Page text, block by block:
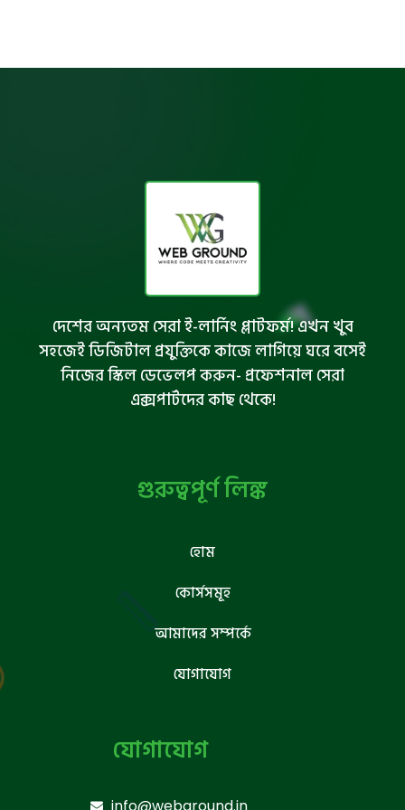
দেশের অন্যতম সেরা ই-লার্নিং প্লাটফর্ম! এখন খুব
সহজেই ডিজিটাল প্রযুক্তিকে কাজে লাগিয়ে ঘরে বসেই
নিজের স্কিল ডেভেলপ করুন- প্রফেশনাল সেরা
এক্সপার্টদের কাছ থেকে!
গুরুত্বপূর্ণ লিঙ্ক
হোম
কোর্সসমূহ
আমাদের সম্পর্কে
যোগাযোগ
যোগাযোগ